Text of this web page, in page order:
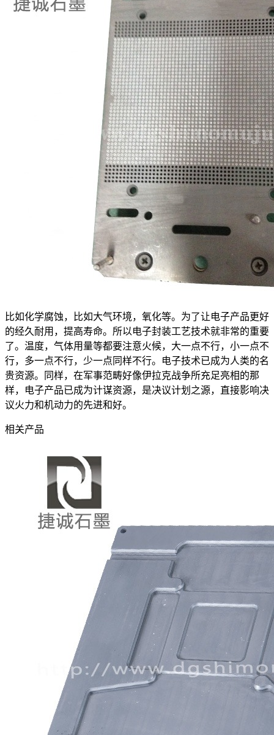
比如化学腐蚀，比如大气环境，氧化等。为了让电子产品更好
的经久耐用，提高寿命。所以电子封装工艺技术就非常的重要
了。温度，气体用量等都要注意火候，大一点不行，小一点不
行，多一点不行，少一点同样不行。电子技术已成为人类的名
贵资源。同样，在军事范畴好像伊拉克战争所充足亮相的那
样，电子产品已成为计谋资源，是决议计划之源，直接影响决
议火力和机动力的先进和好。
相关产品